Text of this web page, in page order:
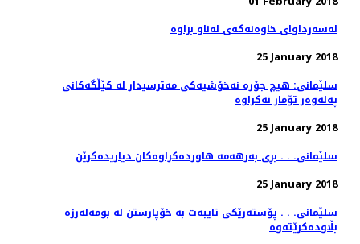
25 January 2018
سلێمانی: هیچ جۆره‌ نه‌خۆشیه‌كی مه‌ترسیدار له‌ كێڵگه‌كانی
25 January 2018
سلێمانی. . . بڕی به‌رهه‌مه‌ هاورده‌كراوه‌كان دیاریده‌كرێن
25 January 2018
سلێمانی. . . پۆسته‌رێكی تایبه‌ت به‌ خۆپارستن له‌ بومه‌له‌رزه‌